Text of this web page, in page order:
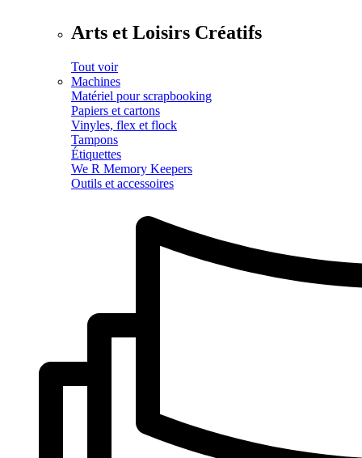
Arts et Loisirs Créatifs
Tout voir
Machines
Matériel pour scrapbooking
Papiers et cartons
Vinyles, flex et flock
Tampons
Étiquettes
We R Memory Keepers
Outils et accessoires